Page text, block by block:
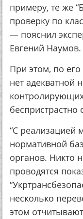
примеру, те же
проверку по
— пояснил
Евгений Наумов.
При этом, по
нет адекватной
беспристрастно
“С реализацией
нормативной
органов. Никто
проводятся
несколько
этом